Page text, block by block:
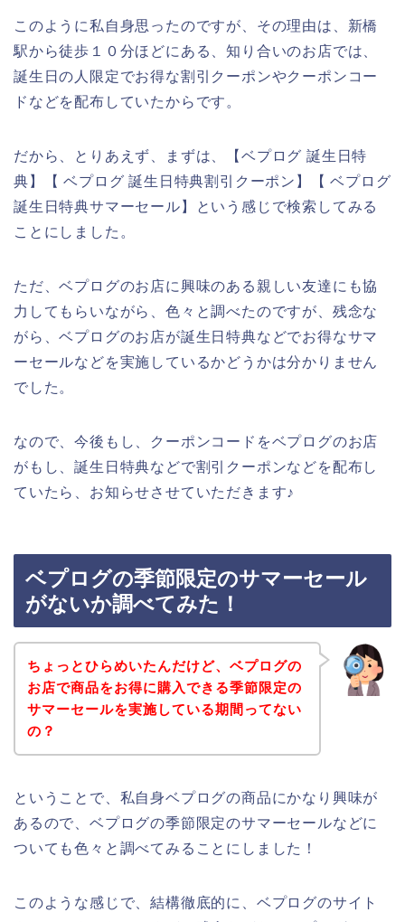
このように私自身思ったのですが、その理由は、新橋
駅から徒歩１０分ほどにある、知り合いのお店では、
誕生日の人限定でお得な割引クーポンやクーポンコー
ドなどを配布していたからです。
だから、とりあえず、まずは、【ベプログ 誕生日特
典】【 ベプログ 誕生日特典割引クーポン】【 ベプログ
誕生日特典サマーセール】という感じで検索してみる
ことにしました。
ただ、ベプログのお店に興味のある親しい友達にも協
力してもらいながら、色々と調べたのですが、残念な
がら、ベプログのお店が誕生日特典などでお得なサマ
ーセールなどを実施しているかどうかは分かりません
でした。
なので、今後もし、クーポンコードをベプログのお店
がもし、誕生日特典などで割引クーポンなどを配布し
ていたら、お知らせさせていただきます♪
ベプログの季節限定のサマーセール
がないか調べてみた！
ちょっとひらめいたんだけど、ベプログの
お店で商品をお得に購入できる季節限定の
サマーセールを実施している期間ってない
の？
ということで、私自身ベプログの商品にかなり興味が
あるので、ベプログの季節限定のサマーセールなどに
ついても色々と調べてみることにしました！
このような感じで、結構徹底的に、ベプログのサイト